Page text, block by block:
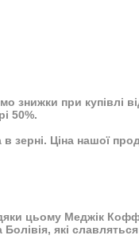
при купівлі
50%.
зерні. Ціна нашої
цьому Меджік
які